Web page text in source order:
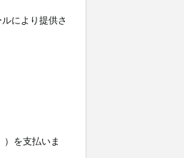
により提供さ
）を支払いま